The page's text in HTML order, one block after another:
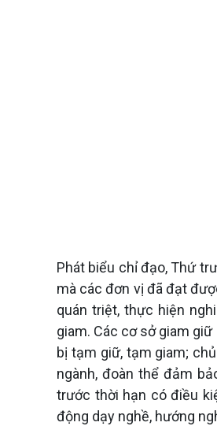
Phát biểu chỉ đạo, Thứ
mà các đơn vị đã đạt
quán triệt, thực hiện
giam. Các cơ sở giam
bị tạm giữ, tạm giam;
ngành, đoàn thể đảm
trước thời hạn có điều
động dạy nghề, hướng